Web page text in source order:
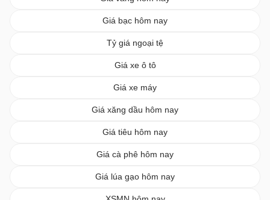
Giá bạc hôm nay
Tỷ giá ngoại tệ
Giá xe ô tô
Giá xe máy
Giá xăng dầu hôm nay
Giá tiêu hôm nay
Giá cà phê hôm nay
Giá lúa gạo hôm nay